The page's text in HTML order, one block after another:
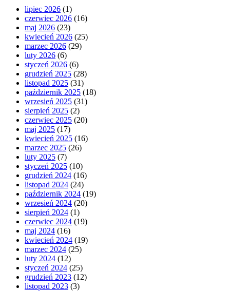
lipiec 2026 (1)
czerwiec 2026 (16)
maj 2026 (23)
kwiecień 2026 (25)
marzec 2026 (29)
luty 2026 (6)
styczeń 2026 (6)
grudzień 2025 (28)
listopad 2025 (31)
październik 2025 (18)
wrzesień 2025 (31)
sierpień 2025 (2)
czerwiec 2025 (20)
maj 2025 (17)
kwiecień 2025 (16)
marzec 2025 (26)
luty 2025 (7)
styczeń 2025 (10)
grudzień 2024 (16)
listopad 2024 (24)
październik 2024 (19)
wrzesień 2024 (20)
sierpień 2024 (1)
czerwiec 2024 (19)
maj 2024 (16)
kwiecień 2024 (19)
marzec 2024 (25)
luty 2024 (12)
styczeń 2024 (25)
grudzień 2023 (12)
listopad 2023 (3)